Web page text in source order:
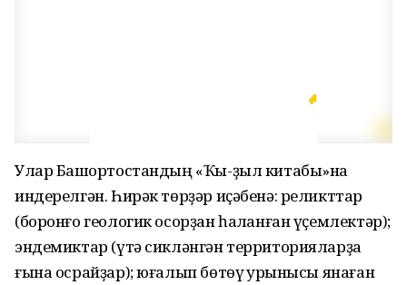
Улар Башҡортостандың «Ҡы-ҙыл китабы­»на
индерелгән. Һирәк төрҙәр иҫәбенә: реликт­тар
(боронғо геологик осорҙан һаҡланған үҫемлектәр);
эндемиктар (үтә сикләнгән тер­риторияларҙа
ғына осрайҙар); юғалып бөтөү ҡурҡынысы янаған